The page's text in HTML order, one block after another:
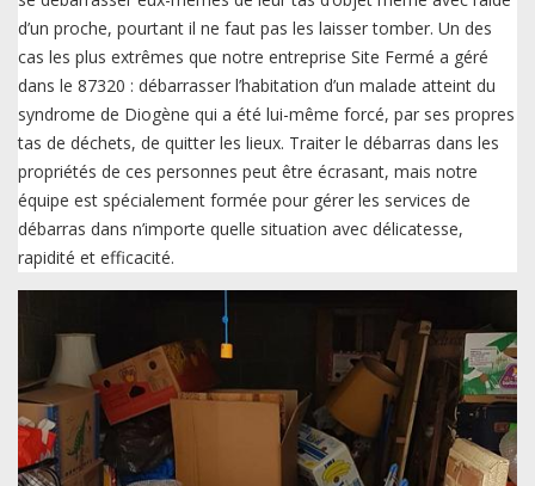
d’un proche, pourtant il ne faut pas les laisser tomber. Un des
cas les plus extrêmes que notre entreprise Site Fermé a géré
dans le 87320 : débarrasser l’habitation d’un malade atteint du
syndrome de Diogène qui a été lui-même forcé, par ses propres
tas de déchets, de quitter les lieux. Traiter le débarras dans les
propriétés de ces personnes peut être écrasant, mais notre
équipe est spécialement formée pour gérer les services de
débarras dans n’importe quelle situation avec délicatesse,
rapidité et efficacité.